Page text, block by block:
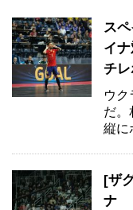
ス
イ
チレ
ウク
だ。
縦に
[ザ
ナ